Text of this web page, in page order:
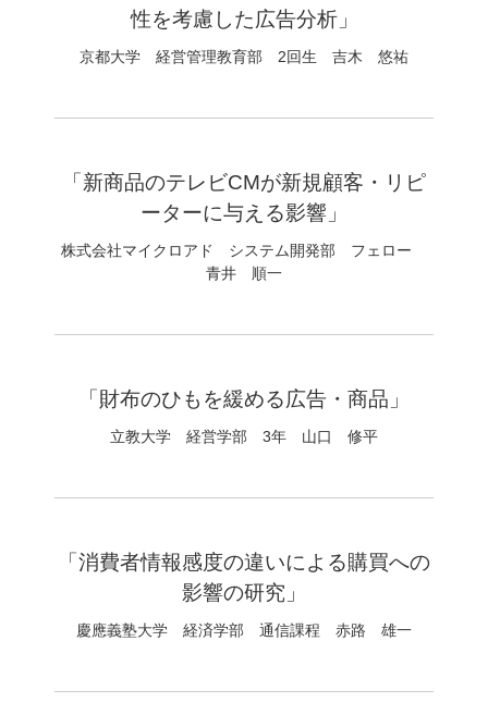
性を考慮した広告分析」
京都大学 経営管理教育部 2回生 吉木 悠祐
「新商品のテレビCMが新規顧客・リピ
ーターに与える影響」
株式会社マイクロアド システム開発部 フェロー
青井 順一
「財布のひもを緩める広告・商品」
立教大学 経営学部 3年 山口 修平
「消費者情報感度の違いによる購買への
影響の研究」
慶應義塾大学 経済学部 通信課程 赤路 雄一